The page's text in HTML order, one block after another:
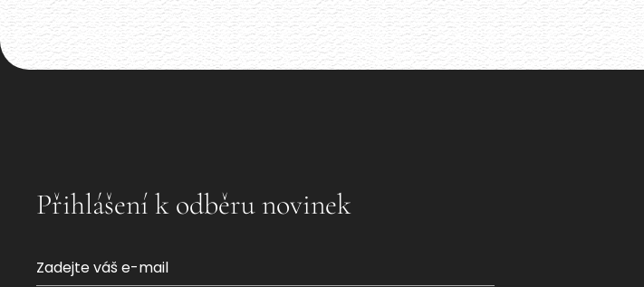
Akce již proběhla Akce již
Přihlášení k odběru novinek